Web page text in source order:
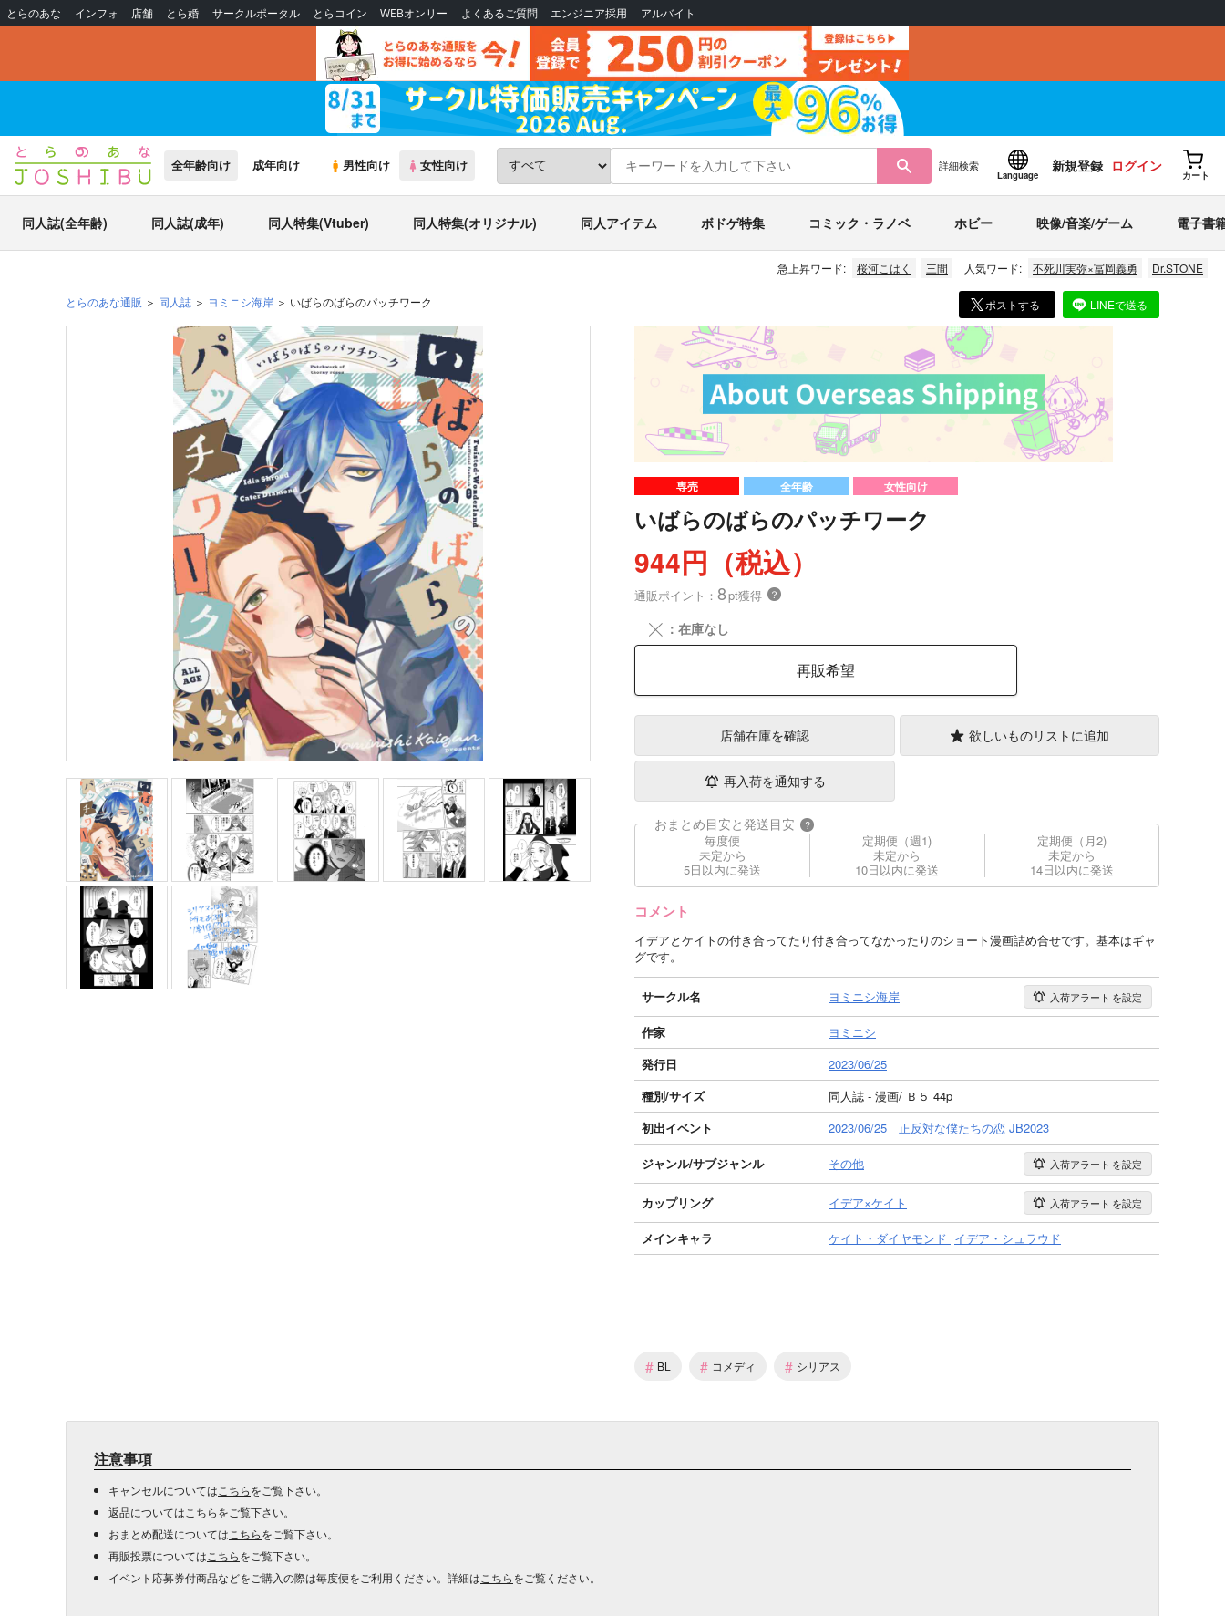
とらのあな インフォ 店舗 とら婚 サークルポータル とらコイン WEBオンリー よくあるご質問 エンジニア採用 アルバイト
全年齢向け 成年向け 男性向け 女性向け 詳細検索
Language
新規登録 ログイン
カート
同人誌(全年齢) 同人誌(成年) 同人特集(Vtuber) 同人特集(オリジナル) 同人アイテム ボドゲ特集 コミック・ラノベ ホビー 映像/音楽/ゲーム 電子書
急上昇ワード: 桜河こはく 三間 人気ワード: 不死川実弥×冨岡義勇 Dr.STONE
とらのあな通販 同人誌 ヨミニシ海岸 いばらのばらのパッチワーク ポストする LINEで送る
専売 全年齢 女性向け
いばらのばらのパッチワーク
944円（税込）
通販ポイント： 8pt獲得 ？
╳ ：在庫なし
再販希望
店舗在庫を確認 欲しいものリストに追加
再入荷を通知する
おまとめ目安と発送目安 ?
毎度便
未定から
5日以内に発送
定期便（週1)
未定から
10日以内に発送
定期便（月2)
未定から
14日以内に発送
コメント
イデアとケイトの付き合ってたり付き合ってなかったりのショート漫画詰め合せです。基本はギャ
グです。
サークル名 ヨミニシ海岸 入荷アラート を設定
作家
ヨミニシ
発行日
2023/06/25
種別/サイズ
同人誌 - 漫画/ Ｂ５ 44p
初出イベント
2023/06/25 正反対な僕たちの恋 JB2023
ジャンル/サブジャンル その他 入荷アラート を設定
カップリング イデア×ケイト 入荷アラート を設定
メインキャラ ケイト・ダイヤモンド イデア・シュラウド
# BL # コメディ # シリアス
注意事項
キャンセルについては こちらをご覧下さい。
返品については こちらをご覧下さい。
おまとめ配送については こちらをご覧下さい。
再販投票については こちらをご覧下さい。
イベント応募券付商品などをご購入の際は毎度便をご利用ください。詳細は こちらをご覧ください。